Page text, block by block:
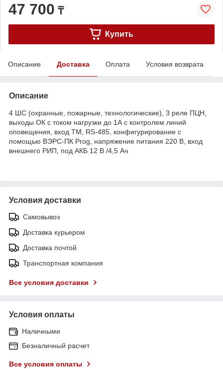
47 700 ₸
Купить
Описание Доставка Оплата Условия возврата
Описание
4 ШС (охранные, пожарные, технологические), 3 реле ПЦН,
выходы ОК с током нагрузки до 1А с контролем линий
оповещения, вход ТМ, RS-485, конфигурирование с
помощью ВЭРС-ПК Prog, напряжение питания 220 В, вход
внешнего РИП, под АКБ 12 В /4,5 Ач
Условия доставки
Самовывоз
Доставка курьером
Доставка почтой
Транспортная компания
Все условия доставки
Условия оплаты
Наличными
Безналичный расчет
Все условия оплаты